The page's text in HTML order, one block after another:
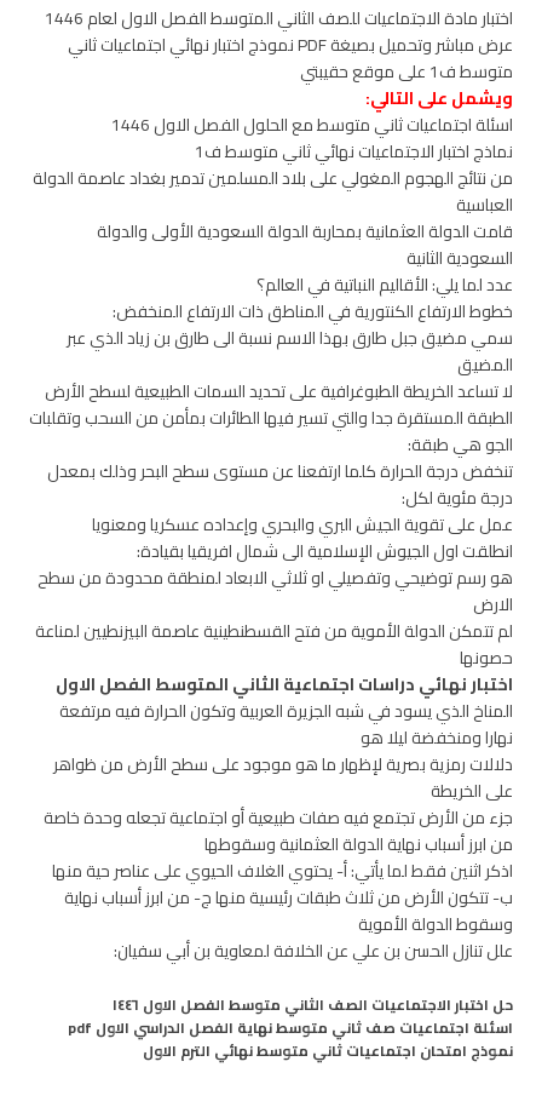
اختبار مادة الاجتماعيات للصف الثاني المتوسط الفصل الاول لعام 1446
عرض مباشر وتحميل بصيغة PDF نموذج اختبار نهائي اجتماعيات ثاني
متوسط ف1 على موقع حقيبتي
ويشمل على التالي:
اسئلة اجتماعيات ثاني متوسط مع الحلول الفصل الاول 1446
نماذج اختبار الاجتماعيات نهائي ثاني متوسط ف1
من نتائج الهجوم المغولي على بلاد المسلمين تدمير بغداد عاصمة الدولة
العباسية
قامت الدولة العثمانية بمحاربة الدولة السعودية الأولى والدولة
السعودية الثانية
عدد لما يلي: الأقاليم النباتية في العالم؟
خطوط الارتفاع الكنتورية في المناطق ذات الارتفاع المنخفض:
سمي مضيق جبل طارق بهذا الاسم نسبة الى طارق بن زياد الذي عبر
المضيق
لا تساعد الخريطة الطبوغرافية على تحديد السمات الطبيعية لسطح الأرض
الطبقة المستقرة جدا والتي تسير فيها الطائرات بمأمن من السحب وتقلبات
الجو هي طبقة:
تنخفض درجة الحرارة كلما ارتفعنا عن مستوى سطح البحر وذلك بمعدل
درجة مئوية لكل:
عمل على تقوية الجيش البري والبحري وإعداده عسكريا ومعنويا
انطلقت اول الجيوش الإسلامية الى شمال افريقيا بقيادة:
هو رسم توضيحي وتفصيلي او ثلاثي الابعاد لمنطقة محدودة من سطح
الارض
لم تتمكن الدولة الأموية من فتح القسطنطينية عاصمة البيزنطيين لمناعة
حصونها
اختبار نهائي دراسات اجتماعية الثاني المتوسط الفصل الاول
المناخ الذي يسود في شبه الجزيرة العربية وتكون الحرارة فيه مرتفعة
نهارا ومنخفضة ليلا هو
دلالات رمزية بصرية لإظهار ما هو موجود على سطح الأرض من ظواهر
على الخريطة
جزء من الأرض تجتمع فيه صفات طبيعية أو اجتماعية تجعله وحدة خاصة
من ابرز أسباب نهاية الدولة العثمانية وسقوطها
اذكر اثنين فقط لما يأتي: أ- يحتوي الغلاف الحيوي على عناصر حية منها
ب- تتكون الأرض من ثلاث طبقات رئيسية منها ج- من ابرز أسباب نهاية
وسقوط الدولة الأموية
علل تنازل الحسن بن علي عن الخلافة لمعاوية بن أبي سفيان:
حل اختبار الاجتماعيات الصف الثاني متوسط الفصل الاول ١٤٤٦
اسئلة اجتماعيات صف ثاني متوسط نهاية الفصل الدراسي الاول pdf
نموذج امتحان اجتماعيات ثاني متوسط نهائي الترم الاول